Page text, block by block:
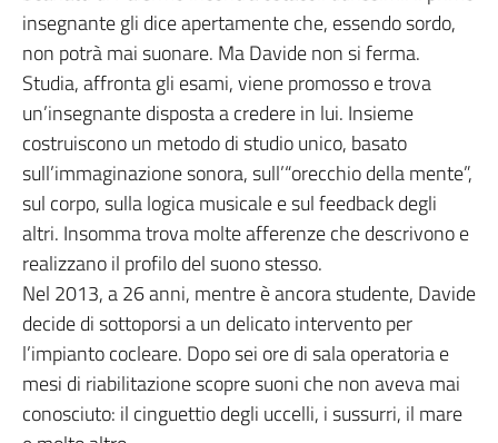
insegnante gli dice apertamente che, essendo sordo,
non potrà mai suonare. Ma Davide non si ferma.
Studia, affronta gli esami, viene promosso e trova
un’insegnante disposta a credere in lui. Insieme
costruiscono un metodo di studio unico, basato
sull’immaginazione sonora, sull’“orecchio della mente”,
sul corpo, sulla logica musicale e sul feedback degli
altri. Insomma trova molte afferenze che descrivono e
realizzano il profilo del suono stesso.
Nel 2013, a 26 anni, mentre è ancora studente, Davide
decide di sottoporsi a un delicato intervento per
l’impianto cocleare. Dopo sei ore di sala operatoria e
mesi di riabilitazione scopre suoni che non aveva mai
conosciuto: il cinguettio degli uccelli, i sussurri, il mare